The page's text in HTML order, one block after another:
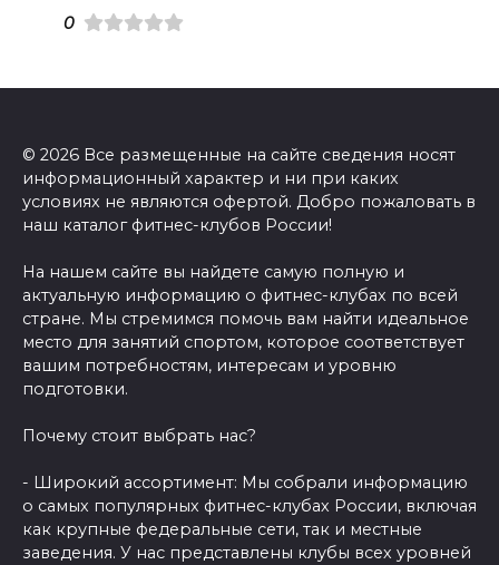
0
© 2026 Все размещенные на сайте сведения носят
информационный характер и ни при каких
условиях не являются офертой. Добро пожаловать в
наш каталог фитнес-клубов России!
На нашем сайте вы найдете самую полную и
актуальную информацию о фитнес-клубах по всей
стране. Мы стремимся помочь вам найти идеальное
место для занятий спортом, которое соответствует
вашим потребностям, интересам и уровню
подготовки.
Почему стоит выбрать нас?
- Широкий ассортимент: Мы собрали информацию
о самых популярных фитнес-клубах России, включая
как крупные федеральные сети, так и местные
заведения. У нас представлены клубы всех уровней